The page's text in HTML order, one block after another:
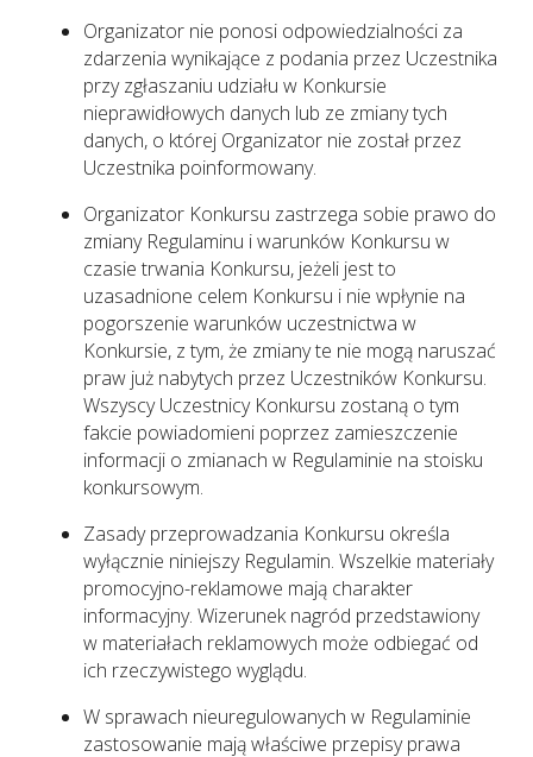
Organizator nie ponosi odpowiedzialności za
zdarzenia wynikające z podania przez Uczestnika
przy zgłaszaniu udziału w Konkursie
nieprawidłowych danych lub ze zmiany tych
danych, o której Organizator nie został przez
Uczestnika poinformowany.
Organizator Konkursu zastrzega sobie prawo do
zmiany Regulaminu i warunków Konkursu w
czasie trwania Konkursu, jeżeli jest to
uzasadnione celem Konkursu i nie wpłynie na
pogorszenie warunków uczestnictwa w
Konkursie, z tym, że zmiany te nie mogą naruszać
praw już nabytych przez Uczestników Konkursu.
Wszyscy Uczestnicy Konkursu zostaną o tym
fakcie powiadomieni poprzez zamieszczenie
informacji o zmianach w Regulaminie na stoisku
konkursowym.
Zasady przeprowadzania Konkursu określa
wyłącznie niniejszy Regulamin. Wszelkie materiały
promocyjno-reklamowe mają charakter
informacyjny. Wizerunek nagród przedstawiony
w materiałach reklamowych może odbiegać od
ich rzeczywistego wyglądu.
W sprawach nieuregulowanych w Regulaminie
zastosowanie mają właściwe przepisy prawa